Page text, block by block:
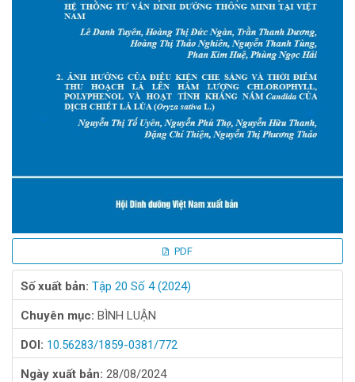
PDF
Số xuất bản: Tập 20 Số 4 (2024)
Chuyên mục: BÌNH LUẬN
DOI: 10.56283/1859-0381/772
Ngày xuất bản: 28/08/2024